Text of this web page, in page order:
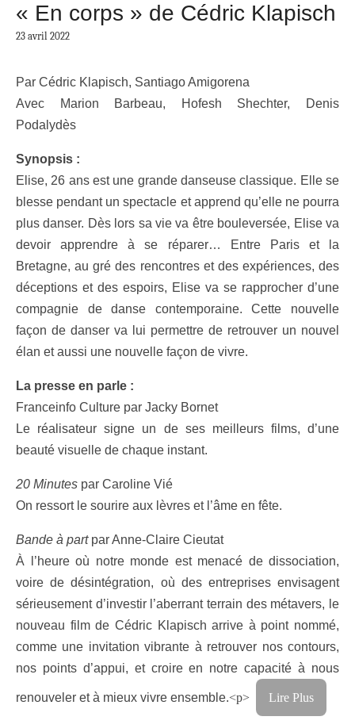
« En corps » de Cédric Klapisch
23 avril 2022
Par Cédric Klapisch, Santiago Amigorena
Avec Marion Barbeau, Hofesh Shechter, Denis
Podalydès
Synopsis :
Elise, 26 ans est une grande danseuse classique. Elle se
blesse pendant un spectacle et apprend qu’elle ne pourra
plus danser. Dès lors sa vie va être bouleversée, Elise va
devoir apprendre à se réparer… Entre Paris et la
Bretagne, au gré des rencontres et des expériences, des
déceptions et des espoirs, Elise va se rapprocher d’une
compagnie de danse contemporaine. Cette nouvelle
façon de danser va lui permettre de retrouver un nouvel
élan et aussi une nouvelle façon de vivre.
La presse en parle :
Franceinfo Culture par Jacky Bornet
Le réalisateur signe un de ses meilleurs films, d’une
beauté visuelle de chaque instant.
20 Minutes par Caroline Vié
On ressort le sourire aux lèvres et l’âme en fête.
Bande à partpar Anne-Claire Cieutat
À l’heure où notre monde est menacé de dissociation,
voire de désintégration, où des entreprises envisagent
sérieusement d’investir l’aberrant terrain des métavers, le
nouveau film de Cédric Klapisch arrive à point nommé,
comme une invitation vibrante à retrouver nos contours,
nos points d’appui, et croire en notre capacité à nous
renouveler et à mieux vivre ensemble.<p> Lire Plus